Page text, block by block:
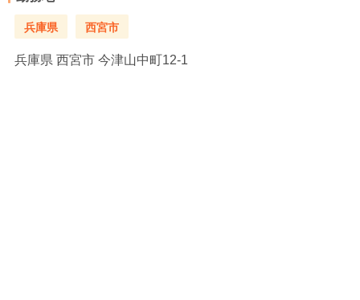
兵庫県 西宮市
兵庫県 西宮市 今津山中町12-1